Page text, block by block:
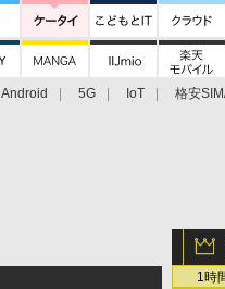
Android 5G IoT
格安
1時